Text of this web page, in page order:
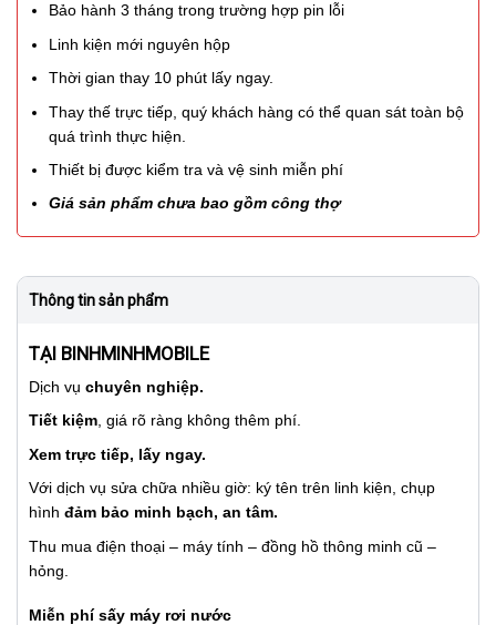
Bảo hành 3 tháng trong trường hợp pin lỗi
Linh kiện mới nguyên hộp
Thời gian thay 10 phút lấy ngay.
Thay thế trực tiếp, quý khách hàng có thể quan sát toàn bộ
quá trình thực hiện.
Thiết bị được kiểm tra và vệ sinh miễn phí
Giá sản phẩm chưa bao gồm công thợ
Thông tin sản phẩm
TẠI BINHMINHMOBILE
Dịch vụ chuyên nghiệp.
Tiết kiệm, giá rõ ràng không thêm phí.
Xem trực tiếp, lấy ngay.
Với dịch vụ sửa chữa nhiều giờ: ký tên trên linh kiện, chụp
hình đảm bảo minh bạch, an tâm.
Thu mua điện thoại – máy tính – đồng hồ thông minh cũ –
hỏng.
Miễn phí sấy máy rơi nước